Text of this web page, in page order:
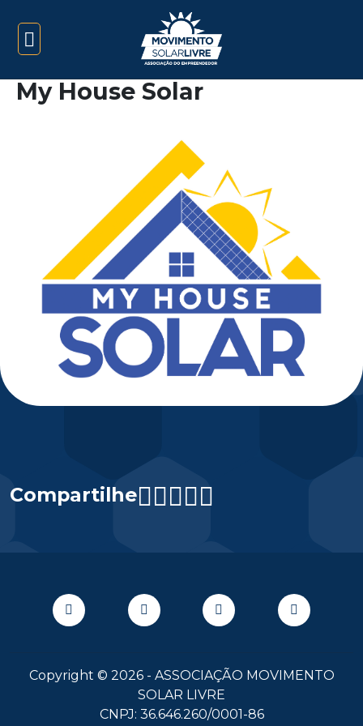
My House Solar
Compartilhe
Copyright © 2026 - ASSOCIAÇÃO MOVIMENTO
SOLAR LIVRE
CNPJ: 36.646.260/0001-86